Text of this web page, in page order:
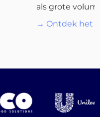
als grote
→ Ontdek het